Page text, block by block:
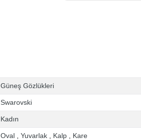
Güneş Gözlükleri
Swarovski
Kadın
Oval Yuvarlak Kalp Kare